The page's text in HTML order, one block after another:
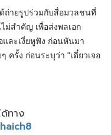
ถ่ายรูปร่วมกับสื่อมวลชนที่
ม่สำคัญ เพื่อส่งพลเอก
ละเงี่ยหูฟัง ก่อนหันมา
ครั้ง​ ก่อนระบุว่า "เดี๋ยวเจอ
ทาง